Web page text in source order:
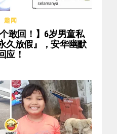
趣闻
敢回！】6岁男童私
久放假』，安华幽默
应！